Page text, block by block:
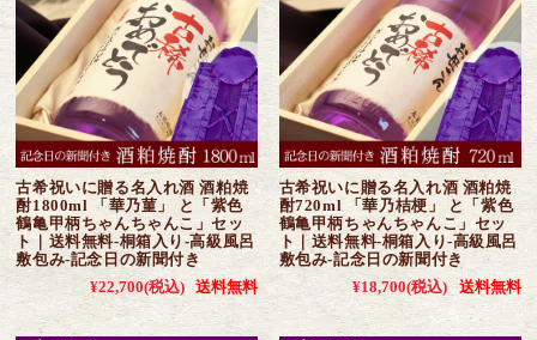
古希祝いに贈る名入れ酒 酒粕焼
酎1800ml 「華乃菫」 と「紫色
鶴亀甲柄ちゃんちゃんこ」セッ
ト｜送料無料-桐箱入り-高級風呂
敷包み-記念日の新聞付き
¥22,700(税込) 送料無料
古希祝いに贈る名入れ酒 酒粕焼
酎720ml 「華乃桔梗」 と「紫色
鶴亀甲柄ちゃんちゃんこ」セッ
ト｜送料無料-桐箱入り-高級風呂
敷包み-記念日の新聞付き
¥18,700(税込) 送料無料